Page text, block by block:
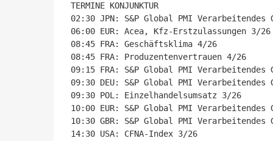
TERMINE KONJUNKTUR
02:30 JPN: S&P Global PMI
06:00 EUR: Acea, Kfz-Erstzulassungen 3/26
08:45 FRA: Geschäftsklima 4/26
08:45 FRA: Produzentenvertrauen 4/26
09:15 FRA: S&P Global PMI
09:30 DEU: S&P Global PMI
09:30 POL: Einzelhandelsumsatz 3/26
10:00 EUR: S&P Global PMI
10:30 GBR: S&P Global PMI
14:30 USA: CFNA-Index 3/26